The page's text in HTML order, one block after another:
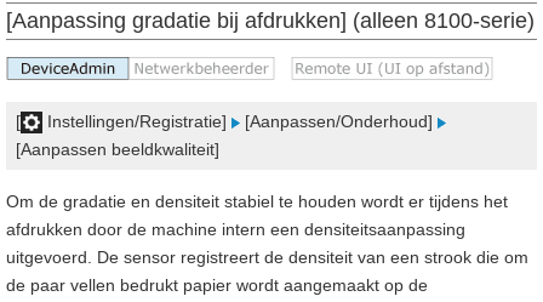
[Aanpassing gradatie bij afdrukken] (alleen 8100-serie)
[ Instellingen/Registratie]
[Aanpassen/Onderhoud]
[Aanpassen beeldkwaliteit]
Om de gradatie en densiteit stabiel te houden wordt er tijdens het
afdrukken door de machine intern een densiteitsaanpassing
uitgevoerd. De sensor registreert de densiteit van een strook die om
de paar vellen bedrukt papier wordt aangemaakt op de